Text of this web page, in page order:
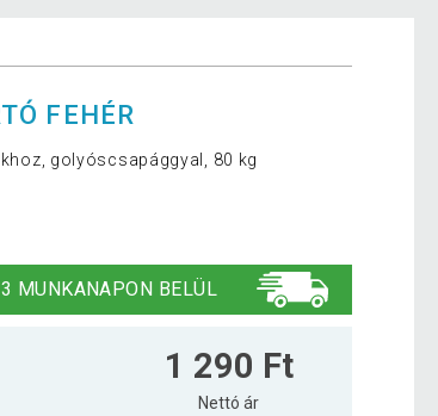
FEHÉR
golyóscsapággyal, 80 kg
MUNKANAPON BELÜL
1 290 Ft
Nettó ár